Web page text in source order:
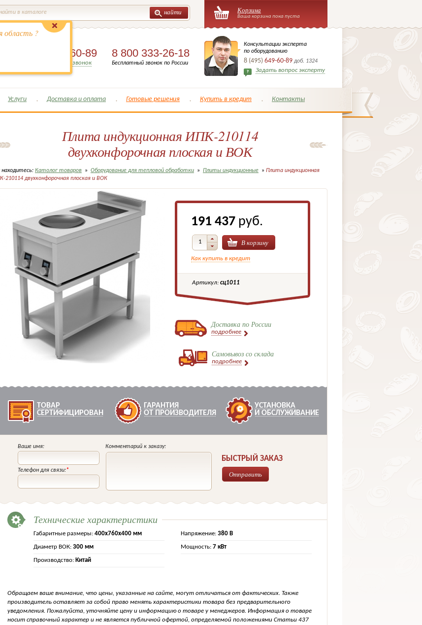
область ?
Корзина
Ваша корзина пока пуста
в каталоге найти
649-60-89
Заказать обратный звонок
8 800 333-26-18
Бесплатный звонок по России
Консультации эксперта
по оборудованию
8 (495) 649-60-89 доб. 1324
Задать вопрос эксперту
Услуги Доставка и оплата Готовые решения Купить в кредит Контакты
Плита индукционная ИПК-210114
двухконфорочная плоская и ВОК
Католог товаров » Оборудование для тепловой обработки » Плиты индукционные » Плита индукционная
210114 двухконфорочная плоская и ВОК
191 437 руб.
В корзину
Как купить в кредит
Артикул: сц1011
Доставка по России
подробнее
Самовывоз со склада
подробнее
ТОВАР
СЕРТИФИЦИРОВАН
ГАРАНТИЯ
ОТ ПРОИЗВОДИТЕЛЯ
УСТАНОВКА
И ОБСЛУЖИВАНИЕ
Ваше имя:
Телефон для связи:*
Комментарий к заказу:
БЫСТРЫЙ ЗАКАЗ
Отправить
Технические характеристики
Габаритные размеры: 400х760х400 мм Напряжение: 380 В
Диаметр ВОК: 300 мм Мощность: 7 кВт
Производство: Китай
Обращаем ваше внимание, что цены, указанные на сайте, могут отличаться от фактических. Также
производитель оставляет за собой право менять характеристики товара без предварительного
уведомления. Пожалуйста, уточняйте цену и информацию о товаре у менеджеров. Информация о товаре
носит справочный характер и не является публичной офертой, определяемой положениями Статьи 437